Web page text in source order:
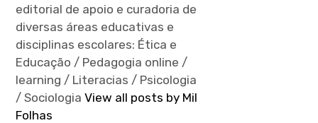
editorial de apoio e curadoria de
diversas áreas educativas e
disciplinas escolares: Ética e
Educação / Pedagogia online /
learning / Literacias / Psicologia
/ SociologiaView all posts by Mil
Folhas